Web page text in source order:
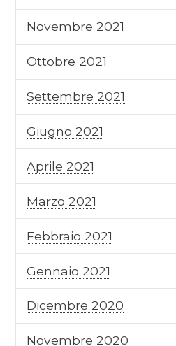
Novembre 2021
Ottobre 2021
Settembre 2021
Giugno 2021
Aprile 2021
Marzo 2021
Febbraio 2021
Gennaio 2021
Dicembre 2020
Novembre 2020